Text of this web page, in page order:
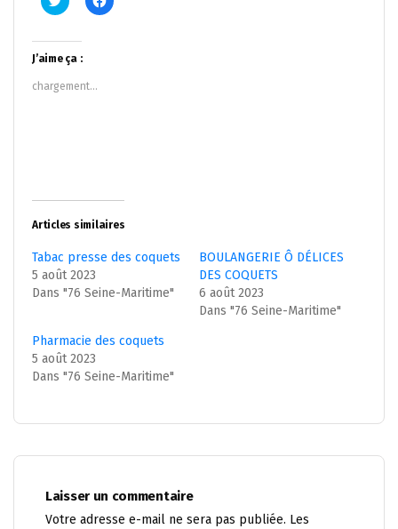
pour
Twitter(ouvre
dans
une
nouvelle
fenêtre)
pour
J’aime ça :
chargement…
Articles similaires
Tabac presse des coquets
5 août 2023
Dans "76 Seine-Maritime"
BOULANGERIE Ô DÉLICES
DES COQUETS
6 août 2023
Dans "76 Seine-Maritime"
Pharmacie des coquets
5 août 2023
Dans "76 Seine-Maritime"
Laisser un commentaire
Votre adresse e-mail ne sera pas publiée. Les